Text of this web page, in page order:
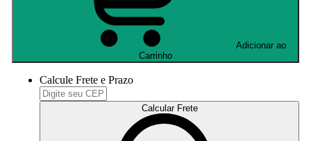
Carrinho
Calcule Frete e Prazo
Calcular Frete